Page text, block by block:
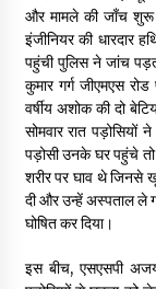
और मामले की जाँच शुरू
इंजीनियर की धारदार
पहुंची पुलिस ने जांच
कुमार गर्ग जीएमएस
वर्षीय अशोक की दो
सोमवार रात
पड़ोसी उनके घर पहुंचे
शरीर पर घाव थे जिनसे
दी और उन्हें अस्पताल ले
घोषित कर दिया।
इस बीच, एसएसपी